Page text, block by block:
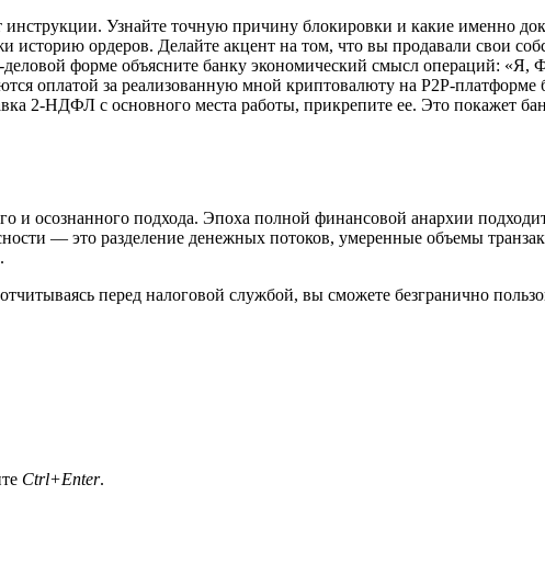
Узнайте точную причину блокировки и какие именно
историю ордеров. Делайте акцент на том, что вы продавали свои
форме объясните банку экономический смысл операций: «Я,
оплатой за реализованную мной криптовалюту на P2P-
2-НДФЛ с основного места работы, прикрепите ее. Это покажет
и осознанного подхода. Эпоха полной финансовой анархии
— это разделение денежных потоков, умеренные объемы
перед налоговой службой, вы сможете безгранично
Ctrl+Enter.